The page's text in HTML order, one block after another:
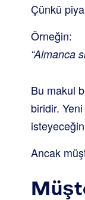
Çünkü
Örneğin:
“Almanca
Bu makul
biridir.
Ancak